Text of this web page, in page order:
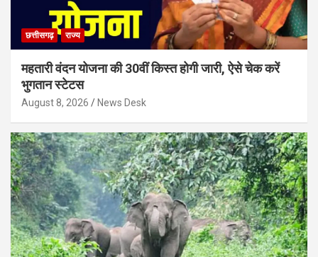
छत्तीसगढ़ राज्य
महतारी वंदन योजना की 30वीं किस्त होगी जारी, ऐसे चेक करें
भुगतान स्टेटस
August 8, 2026 News Desk